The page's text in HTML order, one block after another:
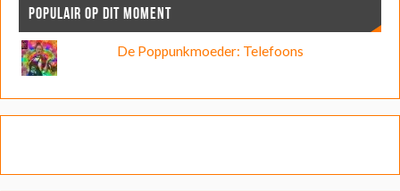
POPULAIR OP DIT MOMENT
De Poppunkmoeder: Telefoons